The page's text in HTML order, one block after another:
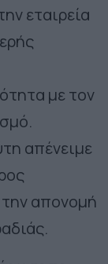
εταιρεία
με τον
απένειμε
απονομή